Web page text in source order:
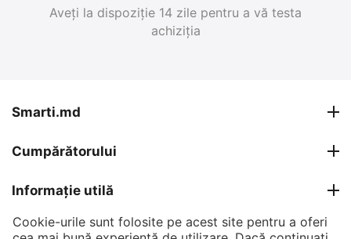
în stoc
26 999MDL
30 799 MDL -12%
Aveți la dispoziție 14 zile pentru a vă testa
achiziția
Smarti.md
Cumpărătorului
Informație utilă
Contul meu
Cookie-urile sunt folosite pe acest site pentru a oferi